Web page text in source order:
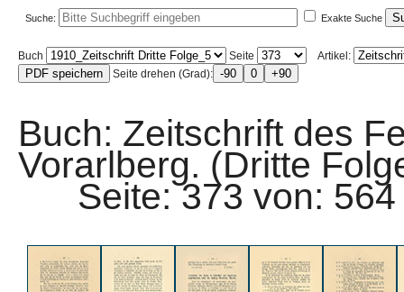
Suche: Exakte Suche
Buch Seite
Artikel:
Seite drehen (Grad):
Buch: Zeitschrift des
Vorarlberg. (Dritte
Seite: 373 von: